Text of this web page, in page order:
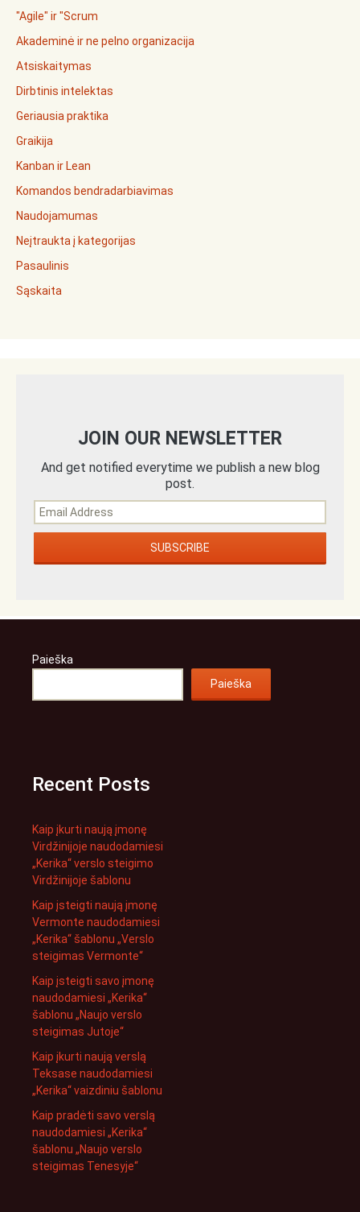
"Agile" ir "Scrum
Akademinė ir ne pelno organizacija
Atsiskaitymas
Dirbtinis intelektas
Geriausia praktika
Graikija
Kanban ir Lean
Komandos bendradarbiavimas
Naudojamumas
Neįtraukta į kategorijas
Pasaulinis
Sąskaita
JOIN OUR NEWSLETTER
And get notified everytime we publish a new blog
post.
Paieška
Paieška
Recent Posts
Kaip įkurti naują įmonę
Virdžinijoje naudodamiesi
„Kerika“ verslo steigimo
Virdžinijoje šablonu
Kaip įsteigti naują įmonę
Vermonte naudodamiesi
„Kerika“ šablonu „Verslo
steigimas Vermonte“
Kaip įsteigti savo įmonę
naudodamiesi „Kerika“
šablonu „Naujo verslo
steigimas Jutoje“
Kaip įkurti naują verslą
Teksase naudodamiesi
„Kerika“ vaizdiniu šablonu
Kaip pradėti savo verslą
naudodamiesi „Kerika“
šablonu „Naujo verslo
steigimas Tenesyje“